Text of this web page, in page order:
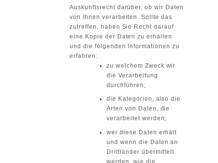
Auskunftsrecht darüber, ob wir Daten
von Ihnen verarbeiten. Sollte das
zutreffen, haben Sie Recht darauf
eine Kopie der Daten zu erhalten
und die folgenden Informationen zu
erfahren:
zu welchem Zweck wir
die Verarbeitung
durchführen;
die Kategorien, also die
Arten von Daten, die
verarbeitet werden;
wer diese Daten erhält
und wenn die Daten an
Drittländer übermittelt
werden, wie die